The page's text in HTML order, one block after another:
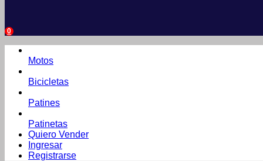
0
Motos
Bicicletas
Patines
Patinetas
Quiero Vender
Ingresar
Registrarse